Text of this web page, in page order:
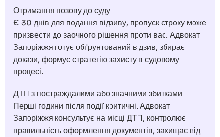
Отримання позову до суду
Є 30 днів для подання відзиву, пропуск строку може
призвести до заочного рішення проти вас. Адвокат
Запоріжжя готує обґрунтований відзив, збирає
докази, формує стратегію захисту в судовому
процесі.
ДТП з постраждалими або значними збитками
Перші години після події критичні. Адвокат
Запоріжжя консультує на місці ДТП, контролює
правильність оформлення документів, захищає від